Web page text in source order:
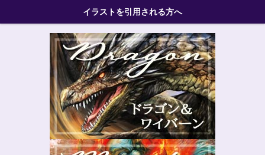
イラストを引用される方へ